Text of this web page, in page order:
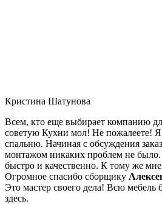
Кристина Шатунова
Всем, кто еще выбирает компанию
советую Кухни мол! Не пожалеете! Я
спальню. Начиная с обсуждения
монтажом никаких проблем не
быстро и качественно. К тому же
Огромное спасибо сборщику
Это мастер своего дела! Всю мебель
здесь.